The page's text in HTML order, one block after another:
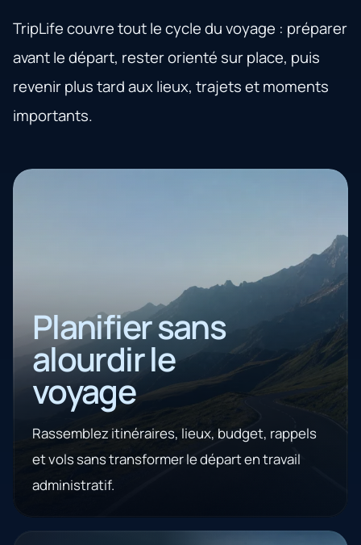
TripLife couvre tout le cycle du voyage : préparer
avant le départ, rester orienté sur place, puis
revenir plus tard aux lieux, trajets et moments
importants.
Planifier sans
alourdir le
voyage
Rassemblez itinéraires, lieux, budget, rappels
et vols sans transformer le départ en travail
administratif.